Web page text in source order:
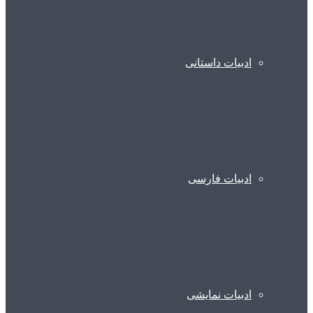
ادبیات داستانی
ادبیات فارسی
ادبیات نمایشی